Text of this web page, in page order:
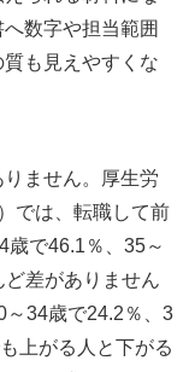
数字や担当範囲
も見えやすくな
ません。厚生労
では、転職して前
歳で46.1％、35～
差がありません
～34歳で24.2％、3
上がる人と下がる